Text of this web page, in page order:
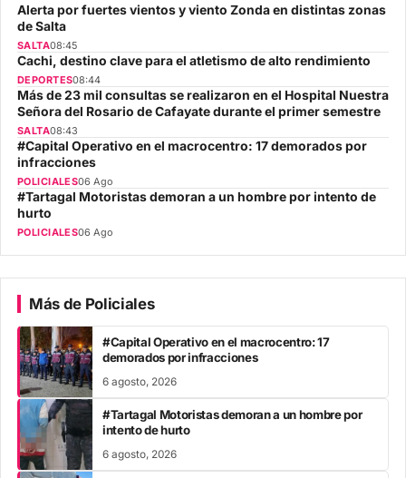
Alerta por fuertes vientos y viento Zonda en distintas zonas
de Salta
SALTA08:45
Cachi, destino clave para el atletismo de alto rendimiento
DEPORTES08:44
Más de 23 mil consultas se realizaron en el Hospital Nuestra
Señora del Rosario de Cafayate durante el primer semestre
SALTA08:43
#Capital Operativo en el macrocentro: 17 demorados por
infracciones
POLICIALES06 Ago
#Tartagal Motoristas demoran a un hombre por intento de
hurto
POLICIALES06 Ago
Más de Policiales
#Capital Operativo en el macrocentro: 17
demorados por infracciones
6 agosto, 2026
#Tartagal Motoristas demoran a un hombre por
intento de hurto
6 agosto, 2026